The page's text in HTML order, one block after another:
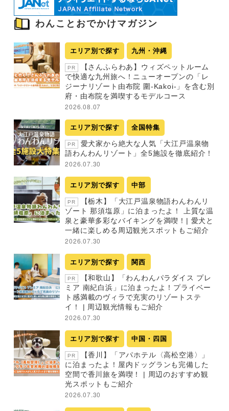
わんことおでかけマガジン
エリア別で探す 九州・沖縄
PR
【さんふらわあ】ウィズペットルーム
で快適な九州旅へ！ニューオープンの「レ
ジーナリゾート由布院 圍-Kakoi-」を含む別
府・由布院を満喫するモデルコース
2026.08.07
エリア別で探す 全国特集
PR
愛犬家から絶大な人気「大江戸温泉物
語わんわんリゾート」全5施設を徹底紹介！
2026.07.30
エリア別で探す 中部
PR
【栃木】「大江戸温泉物語わんわんリ
ゾート 那須塩原」に泊まったよ！ 上質な温
泉と豪華多彩なバイキングを満喫！| 愛犬と
一緒に楽しめる周辺観光スポットもご紹介
2026.07.30
エリア別で探す 関西
PR
【和歌山】「わんわんパラダイス プレ
ミア 南紀白浜」に泊まったよ！プライベー
ト感満載のヴィラで充実のリゾートステ
イ！ | 周辺観光情報もご紹介
2026.07.30
エリア別で探す 中国・四国
PR
【香川】「アパホテル〈高松空港〉」
に泊まったよ！屋内ドッグランも完備した
空間で香川旅を満喫！ | 周辺のおすすめ観
光スポットもご紹介
2026.07.30